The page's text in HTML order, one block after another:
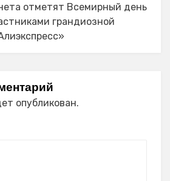
отметят Всемирный день
грандиозной
опубликован.